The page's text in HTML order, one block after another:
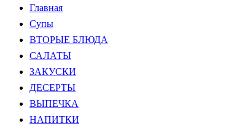
Главная
Супы
ВТОРЫЕ БЛЮДА
САЛАТЫ
ЗАКУСКИ
ДЕСЕРТЫ
ВЫПЕЧКА
НАПИТКИ